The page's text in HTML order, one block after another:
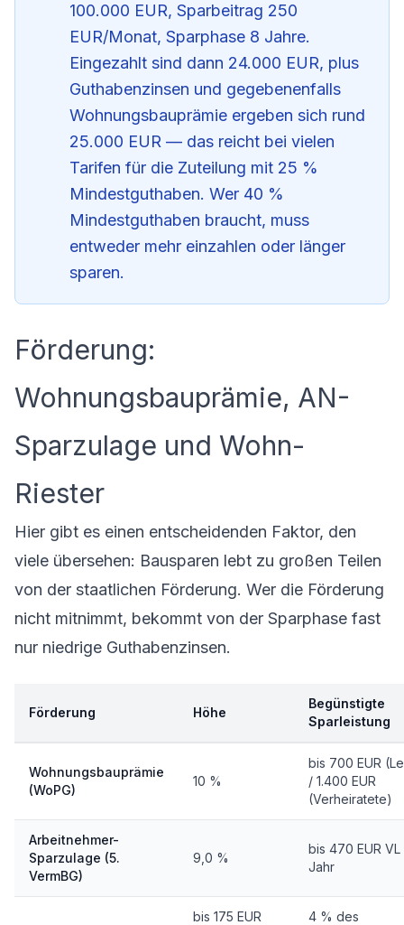
100.000 EUR, Sparbeitrag 250
EUR/Monat, Sparphase 8 Jahre.
Eingezahlt sind dann 24.000 EUR, plus
Guthabenzinsen und gegebenenfalls
Wohnungsbauprämie ergeben sich rund
25.000 EUR — das reicht bei vielen
Tarifen für die Zuteilung mit 25 %
Mindestguthaben. Wer 40 %
Mindestguthaben braucht, muss
entweder mehr einzahlen oder länger
sparen.
Förderung:
Wohnungsbauprämie, AN-
Sparzulage und Wohn-
Riester
Hier gibt es einen entscheidenden Faktor, den
viele übersehen: Bausparen lebt zu großen Teilen
von der staatlichen Förderung. Wer die Förderung
nicht mitnimmt, bekommt von der Sparphase fast
nur niedrige Guthabenzinsen.
Förderung Höhe
Begünstigte
Sparleistung
Wohnungsbauprämie
(WoPG)
10 %
bis 700 EUR
/ 1.400 EUR
(Verheiratete)
Arbeitnehmer-
Sparzulage (5.
VermBG)
9,0 %
bis 470 EUR
Jahr
bis 175 EUR
4 % des